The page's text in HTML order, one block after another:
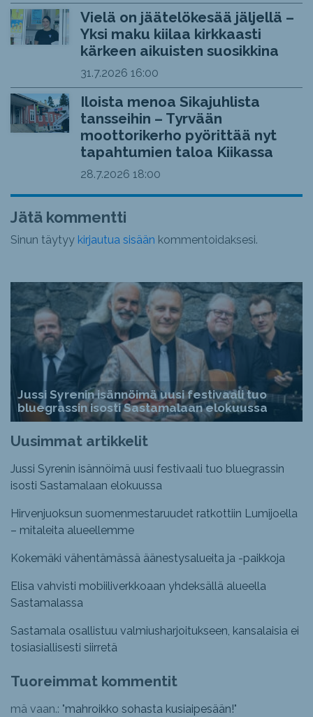
Vielä on jäätelökesää jäljellä –
Yksi maku kiilaa kirkkaasti
kärkeen aikuisten suosikkina
31.7.2026 16:00
Iloista menoa Sikajuhlista
tansseihin – Tyrvään
moottorikerho pyörittää nyt
tapahtumien taloa Kiikassa
28.7.2026 18:00
Jätä kommentti
Sinun täytyy kirjautua sisään kommentoidaksesi.
Jussi Syrenin isännöimä uusi festivaali tuo
bluegrassin isosti Sastamalaan elokuussa
Uusimmat artikkelit
Jussi Syrenin isännöimä uusi festivaali tuo bluegrassin
isosti Sastamalaan elokuussa
Hirvenjuoksun suomenmestaruudet ratkottiin Lumijoella
– mitaleita alueellemme
Kokemäki vähentämässä äänestysalueita ja -paikkoja
Elisa vahvisti mobiiliverkkoaan yhdeksällä alueella
Sastamalassa
Sastamala osallistuu valmiusharjoitukseen, kansalaisia ei
tosiasiallisesti siirretä
Tuoreimmat kommentit
mä vaan.: "mahroikko sohasta kusiaipesään!"